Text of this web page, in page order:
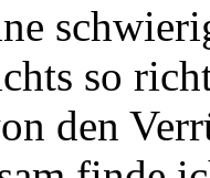
so
den